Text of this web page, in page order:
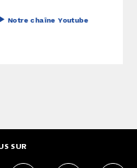
Notre chaîne Youtube
SUR